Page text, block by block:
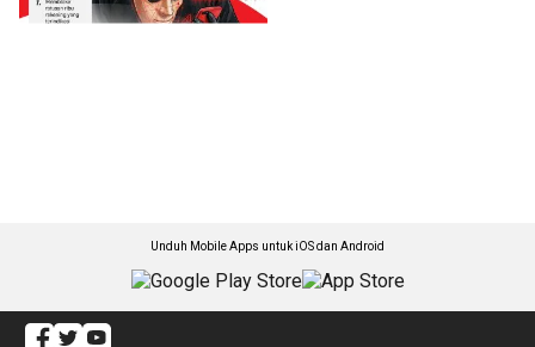
Unduh Mobile Apps untuk iOS dan Android